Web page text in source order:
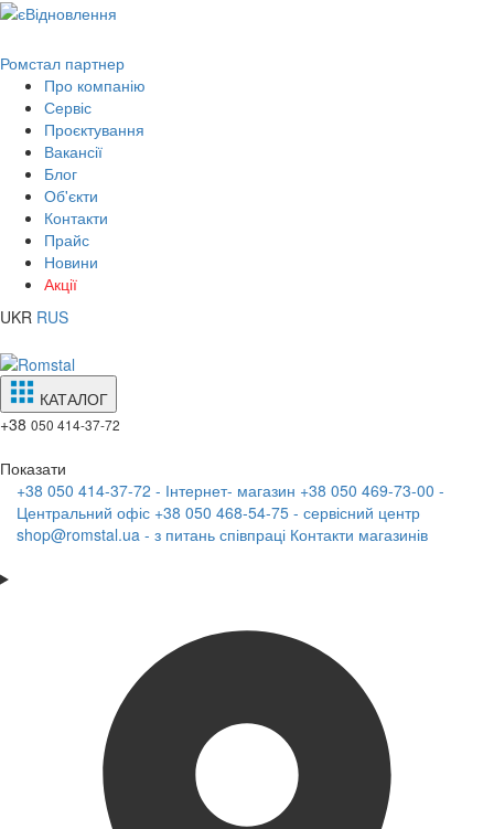
Ромстал партнер
Про компанію
Сервіс
Проєктування
Вакансії
Блог
Об'єкти
Контакти
Прайс
Новини
Акції
UKR RUS
КАТАЛОГ
+38 050 414-37-72
Показати
+38 050 414-37-72 - Інтернет- магазин +38 050 469-73-00 -
Центральний офіс +38 050 468-54-75 - сервісний центр
shop@romstal.ua - з питань співпраці Контакти магазинів